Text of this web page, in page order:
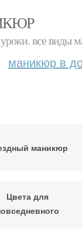
все виды
маникюр в
маникюр
Цвета для